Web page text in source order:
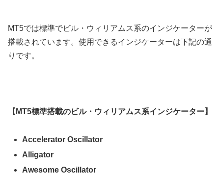
MT5では標準でビル・ウィリアムス系のインジケーターが
搭載されています。使用できるインジケーターは下記の通
りです。
【MT5標準搭載のビル・ウィリアムス系インジケーター】
Accelerator Oscillator
Alligator
Awesome Oscillator